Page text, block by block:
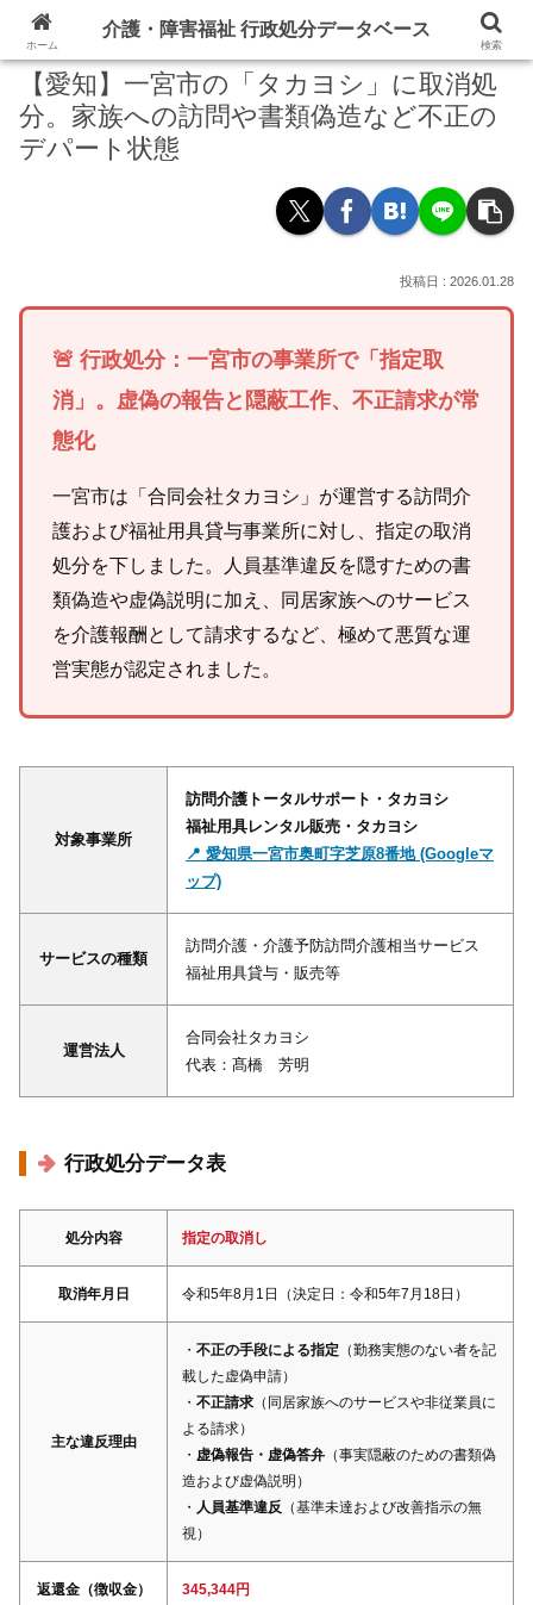
【愛知】一宮市の「タカヨシ」に取消処
分。家族への訪問や書類偽造など不正の
デパート状態
2026.01.28
🚨 行政処分：一宮市の事業所で「指定取
消」。虚偽の報告と隠蔽工作、不正請求が常
態化
一宮市は「合同会社タカヨシ」が運営する訪問介
護および福祉用具貸与事業所に対し、指定の取消
処分を下しました。人員基準違反を隠すための書
類偽造や虚偽説明に加え、同居家族へのサービス
を介護報酬として請求するなど、極めて悪質な運
営実態が認定されました。
対象事業所
訪問介護トータルサポート・タカヨシ
福祉用具レンタル販売・タカヨシ
📍 愛知県一宮市奥町字芝原8番地 (Googleマ
ップ)
サービスの種類
訪問介護・介護予防訪問介護相当サービス
福祉用具貸与・販売等
運営法人
合同会社タカヨシ
代表：髙橋 芳明
行政処分データ表
処分内容 指定の取消し
取消年月日 令和5年8月1日（決定日：令和5年7月18日）
主な違反理由
・ 不正の手段による指定 （勤務実態のない者を記
載した虚偽申請）
・ 不正請求 （同居家族へのサービスや非従業員に
よる請求）
・ 虚偽報告・虚偽答弁 （事実隠蔽のための書類偽
造および虚偽説明）
・ 人員基準違反 （基準未達および改善指示の無
視）
返還金（徴収金） 345,344円
ホーム
介護・障害福祉 行政処分データベース
検索